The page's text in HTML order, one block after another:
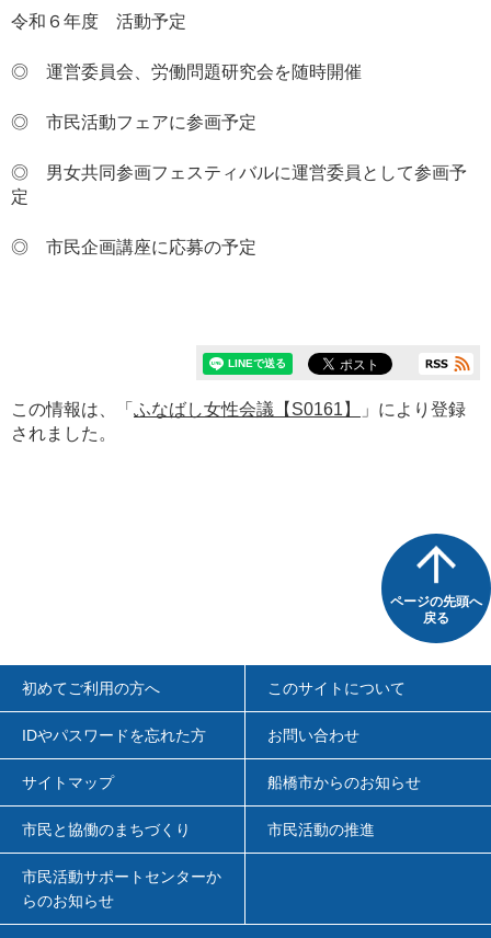
令和６年度 活動予定
◎ 運営委員会、労働問題研究会を随時開催
◎ 市民活動フェアに参画予定
◎ 男女共同参画フェスティバルに運営委員として参画予
定
◎ 市民企画講座に応募の予定
この情報は、「 ふなばし女性会議【S0161】
」により登録
されました。
ページの先頭へ
戻る
初めてご利用の方へ このサイトについて
IDやパスワードを忘れた方 お問い合わせ
サイトマップ 船橋市からのお知らせ
市民と協働のまちづくり 市民活動の推進
市民活動サポートセンターか
らのお知らせ